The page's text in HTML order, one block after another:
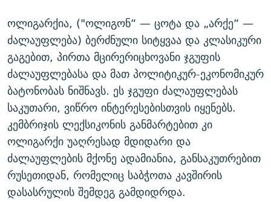
ოლიგარქია, ("ოლიგონ“ — ცოტა და „არქე“ —
ძალაუფლება) ბერძნული სიტყვაა და კლასიკური
გაგებით, პირთა მცირერიცხოვანი ჯგუფის
ძალაუფლებასა და მათ პოლიტიკურ-ეკონომიკურ
ბატონობას ნიშნავს. ეს ჯგუფი ძალაუფლებას
საკუთარი, ვიწრო ინტერესებისთვის იყენებს.
კემბრიჯის ლექსიკონის განმარტებით კი
ოლიგარქი უაღრესად მდიდარი და
ძალაუფლების მქონე ადამიანია, განსაკუთრებით
რუსეთიდან, რომელიც საბჭოთა კავშირის
დასასრულის შემდეგ გამდიდრდა.